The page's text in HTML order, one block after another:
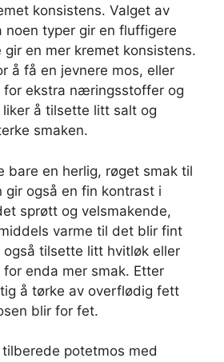
konsistens. Valget av
noen typer gir en fluffigere
gir en mer kremet konsistens.
å få en jevnere mos, eller
for ekstra næringsstoffer og
å tilsette litt salt og
smaken.
bare en herlig, røget smak til
gir også en fin kontrast i
sprøtt og velsmakende,
varme til det blir fint
også tilsette litt hvitløk eller
enda mer smak. Etter
å tørke av overflødig fett
blir for fet.
potetmos med